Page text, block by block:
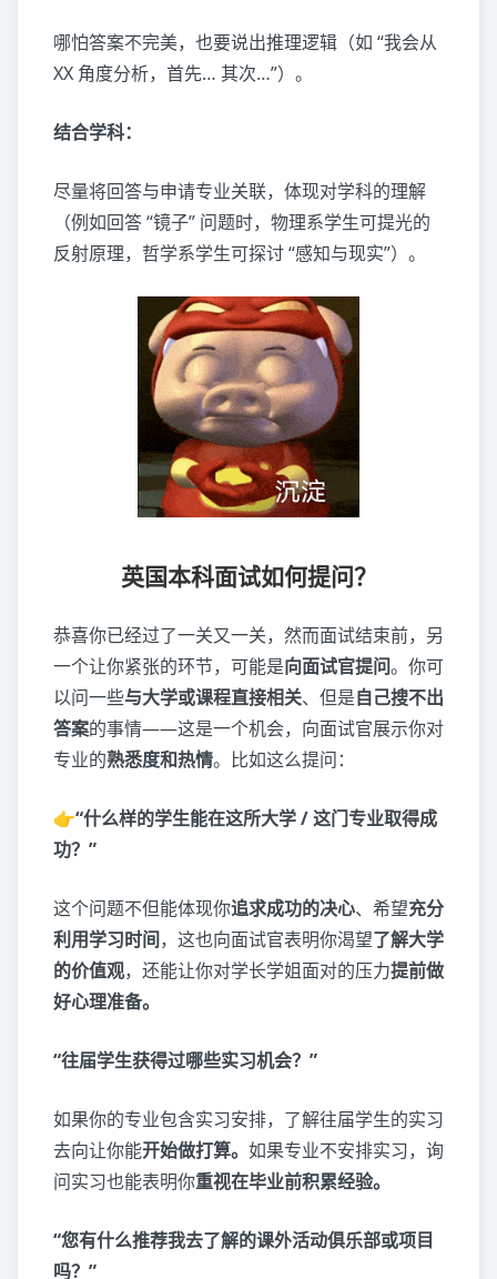
哪怕答案不完美，也要说出推理逻辑（如 “我会从
XX 角度分析，首先… 其次…”）。
结合学科：
尽量将回答与申请专业关联，体现对学科的理解
（例如回答 “镜子” 问题时，物理系学生可提光的
反射原理，哲学系学生可探讨 “感知与现实”）。
英国本科面试如何提问？
恭喜你已经过了一关又一关，然而面试结束前，另
一个让你紧张的环节，可能是向面试官提问。你可
以问一些与大学或课程直接相关、但是自己搜不出
答案的事情——这是一个机会，向面试官展示你对
专业的熟悉度和热情。比如这么提问：
👉“什么样的学生能在这所大学 / 这门专业取得成
功？”
这个问题不但能体现你追求成功的决心、希望充分
利用学习时间，这也向面试官表明你渴望了解大学
的价值观，还能让你对学长学姐面对的压力提前做
好心理准备。
“往届学生获得过哪些实习机会？”
如果你的专业包含实习安排，了解往届学生的实习
去向让你能开始做打算。 如果专业不安排实习，询
问实习也能表明你重视在毕业前积累经验。
“您有什么推荐我去了解的课外活动俱乐部或项目
吗？”